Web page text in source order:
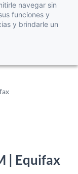
navegar sin
funciones y
y brindarle un
| Equifax